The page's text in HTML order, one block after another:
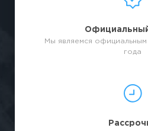
Мы являемся официальным
года